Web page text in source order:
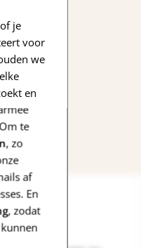
je
voor
we
en
te
, zo
af
En
, zodat